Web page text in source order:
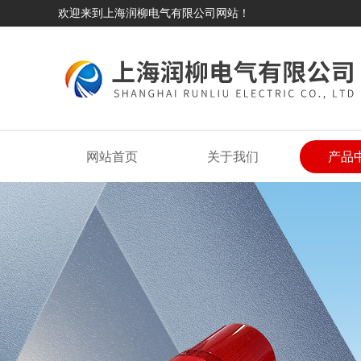
欢迎来到上海润柳电气有限公司网站！
网站首页 关于我们 产品